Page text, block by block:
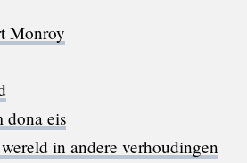
Monroy
dona eis
in andere verhoudingen